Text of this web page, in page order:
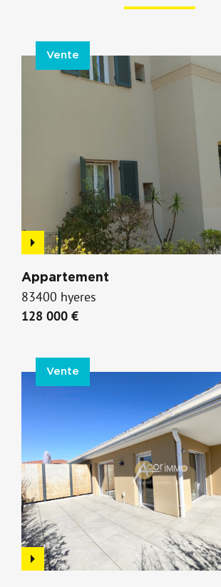
Vente
Appartement
83400 hyeres
128 000 €
Vente